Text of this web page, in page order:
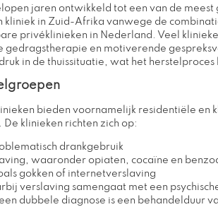
jaren ontwikkeld tot een van de
kliniek in Zuid-Afrika vanwege de
privéklinieken in Nederland. Veel
en motiverende
in de thuissituatie, wat het herstelproces
bieden voornamelijk residentiële en
klinieken richten zich op:
drankgebruik
waaronder opiaten, cocaïne en
gokken of internetverslaving
verslaving samengaat met een
dubbele diagnose is een behandelduur